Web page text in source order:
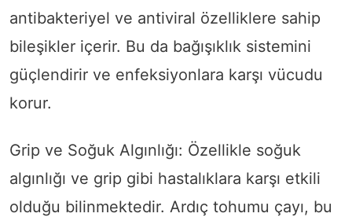
antibakteriyel ve antiviral özelliklere sahip
bileşikler içerir. Bu da bağışıklık sistemini
güçlendirir ve enfeksiyonlara karşı vücudu
korur.
Grip ve Soğuk Algınlığı: Özellikle soğuk
algınlığı ve grip gibi hastalıklara karşı etkili
olduğu bilinmektedir. Ardıç tohumu çayı, bu